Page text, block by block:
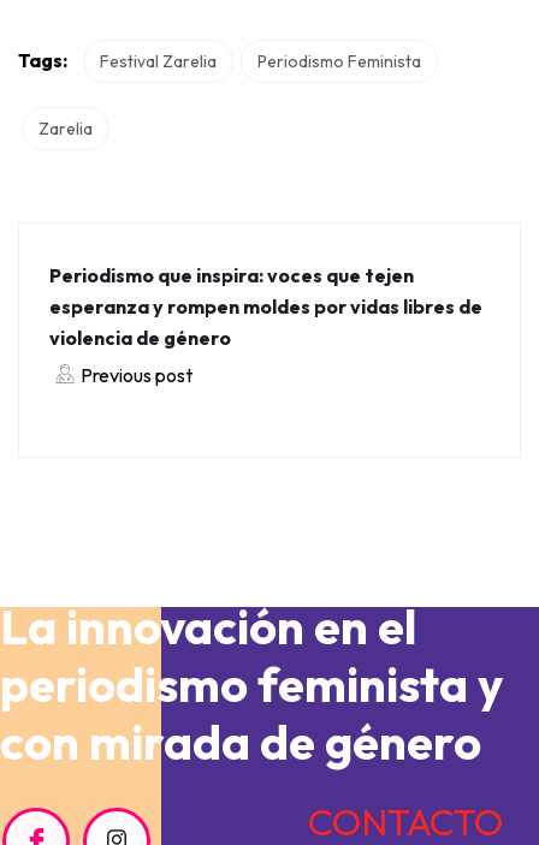
Tags: Festival Zarelia Periodismo Feminista
Zarelia
Periodismo que inspira: voces que tejen
esperanza y rompen moldes por vidas libres de
violencia de género
Previous post
La innovación en el
periodismo feminista y
con mirada de género
CONTACTO